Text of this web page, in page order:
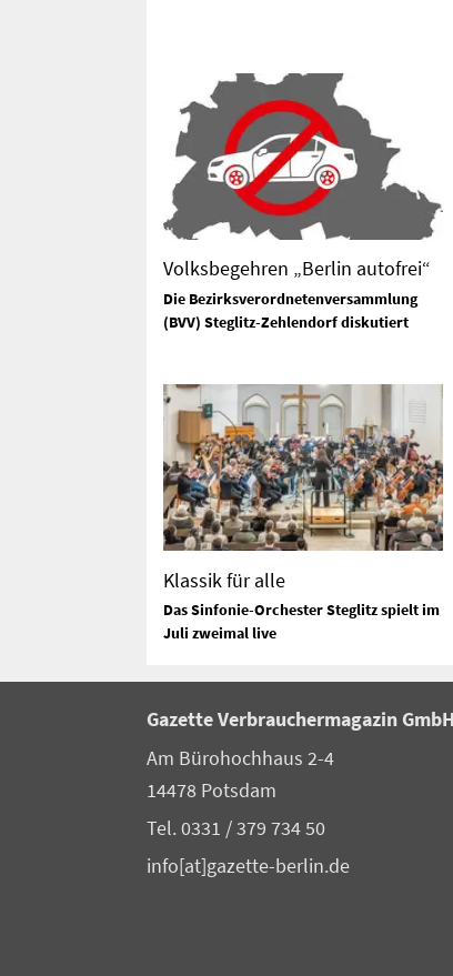
Volksbegehren „Berlin autofrei“
Die Bezirksverordnetenversammlung
(BVV) Steglitz-Zehlendorf diskutiert
Klassik für alle
Das Sinfonie-Orchester Steglitz spielt im
Juli zweimal live
Gazette Verbrauchermagazin GmbH
Am Bürohochhaus 2-4
14478 Potsdam
Tel. 0331 / 379 734 50
info[at]gazette-berlin.de